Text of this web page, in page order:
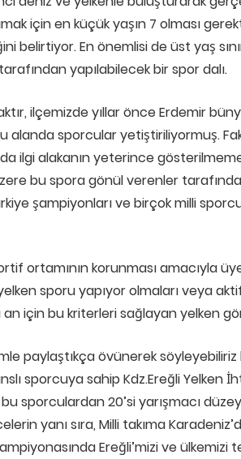
için en küçük yaşın 7 olması
belirtiyor. En önemlisi de üst yaş
yapılabilecek bir spor dalı.
ilçemizde yıllar önce Erdemir
alanda sporcular yetiştiriliyormuş.
ilgi alakanın yeterince
bu spora gönül verenler
şampiyonları ve birçok milli
ortamının korunması amacıyla
sporu yapıyor olmaları veya
an için bu kriterleri sağlayan yelken
paylaştıkça övünerek
sporcuya sahip Kdz.Ereğli Yelken
sporculardan 20’si yarışmacı
yanı sıra, Milli takıma
Ereğli’mizi ve ülkemizi